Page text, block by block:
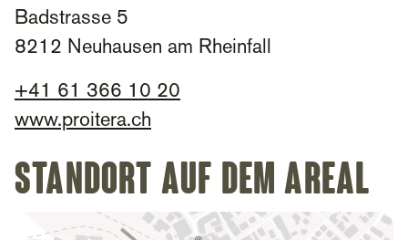
Badstrasse 5
8212 Neuhausen am Rheinfall
+41 61 366 10 20
www.proitera.ch
Standort auf dem Areal